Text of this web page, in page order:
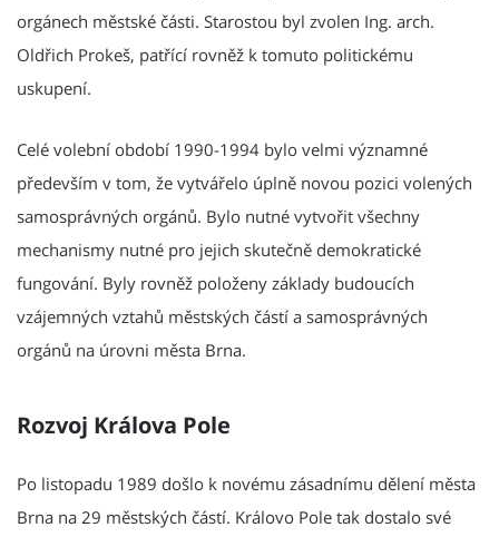
orgánech městské části. Starostou byl zvolen Ing. arch.
Oldřich Prokeš, patřící rovněž k tomuto politickému
uskupení.
Celé volební období 1990-1994 bylo velmi významné
především v tom, že vytvářelo úplně novou pozici volených
samosprávných orgánů. Bylo nutné vytvořit všechny
mechanismy nutné pro jejich skutečně demokratické
fungování. Byly rovněž položeny základy budoucích
vzájemných vztahů městských částí a samosprávných
orgánů na úrovni města Brna.
Rozvoj Králova Pole
Po listopadu 1989 došlo k novému zásadnímu dělení města
Brna na 29 městských částí. Královo Pole tak dostalo své